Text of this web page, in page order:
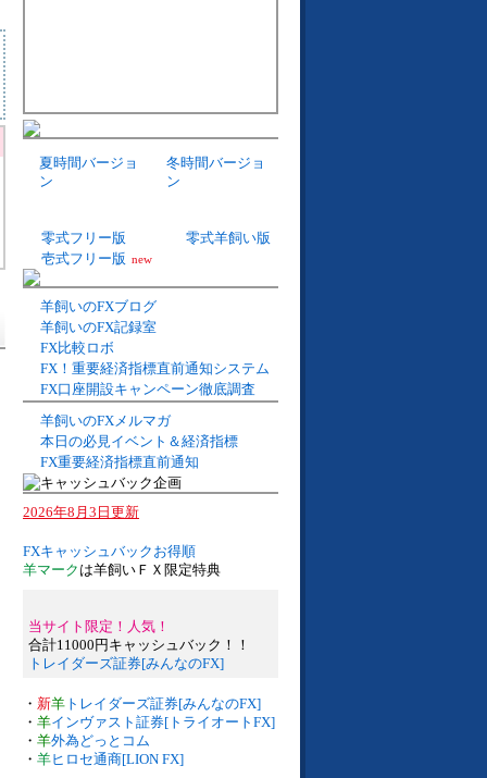
夏時間バージョ
ン
冬時間バージョ
ン
零式フリー版
零式羊飼い版
壱式フリー版 new
羊飼いのFXブログ
羊飼いのFX記録室
FX比較ロボ
FX！重要経済指標直前通知システム
FX口座開設キャンペーン徹底調査
羊飼いのFXメルマガ
本日の必見イベント＆経済指標
FX重要経済指標直前通知
2026年8月3日更新
FXキャッシュバックお得順
羊マーク は羊飼いＦＸ限定特典
当サイト限定！人気！
合計11000円キャッシュバック！！
トレイダーズ証券[みんなのFX]
・ 新羊 トレイダーズ証券[みんなのFX]
・ 羊インヴァスト証券[トライオートFX]
・ 羊外為どっとコム
・ 羊ヒロセ通商[LION FX]